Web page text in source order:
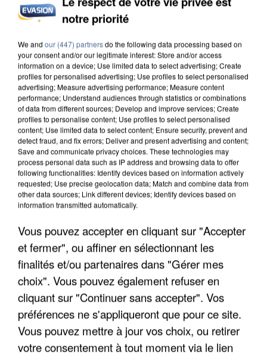
INCENDIES : L’ÎLE-DE-FRANCE LANCE UN ÉLAN
DE SOLIDARITÉ AVEC LES...
APRÈS TOUTES CES CANICULES, LES REFUGES
DE FAUNE SAUVAGE SONT...
notre priorité
We and our (447) partnersdo the following data processing based on
your consent and/or our legitimate interest: Store and/or access
information on a device; Use limited data to select advertising; Create
profiles for personalised advertising; Use profiles to select personalised
advertising; Measure advertising performance; Measure content
performance; Understand audiences through statistics or combinations
of data from different sources; Develop and improve services; Create
profiles to personalise content; Use profiles to select personalised
content; Use limited data to select content; Ensure security, prevent and
detect fraud, and fix errors; Deliver and present advertising and content;
Save and communicate privacy choices. These technologies may
process personal data such as IP address and browsing data to offer
following functionalities: Identify devices based on information actively
requested; Use precise geolocation data; Match and combine data from
other data sources; Link different devices; Identify devices based on
information transmitted automatically.
Vous pouvez accepter en cliquant sur "Accepter
et fermer", ou affiner en sélectionnant les
finalités et/ou partenaires dans "Gérer mes
choix". Vous pouvez également refuser en
cliquant sur "Continuer sans accepter". Vos
préférences ne s'appliqueront que pour ce site.
Vous pouvez mettre à jour vos choix, ou retirer
votre consentement à tout moment via le lien